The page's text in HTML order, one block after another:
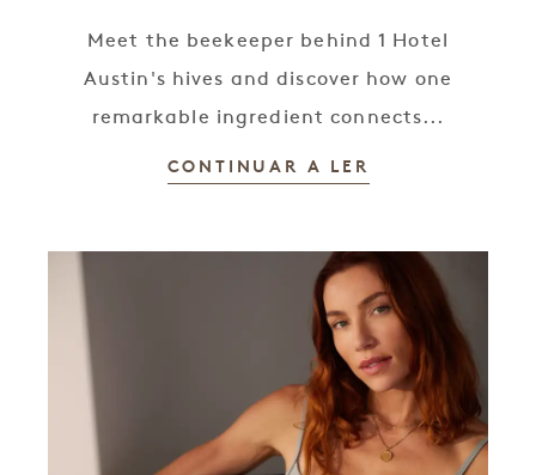
Meet the beekeeper behind 1 Hotel
Austin's hives and discover how one
remarkable ingredient connects...
CONTINUAR A LER